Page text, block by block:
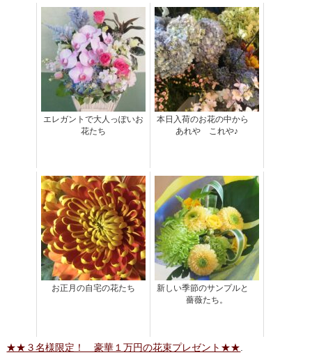
エレガントで大人っぽいお
花たち
本日入荷のお花の中から
あれや これや♪
お正月の自宅の花たち
新しい季節のサンプルと
薔薇たち。
★★３名様限定！ 豪華１万円の花束プレゼント★★